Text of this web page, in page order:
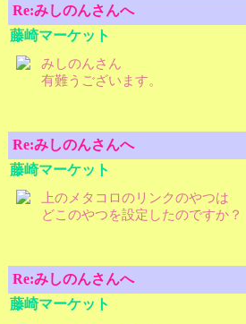
Re:みしのんさんへ
藤崎マーケット
みしのんさん
有難うございます。
Re:みしのんさんへ
藤崎マーケット
上のメタコロのリンクのやつは
どこのやつを設定したのですか？
Re:みしのんさんへ
藤崎マーケット